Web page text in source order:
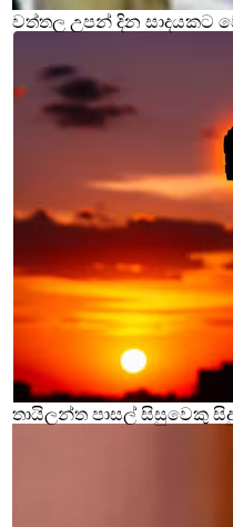
වත්තල උපන් දින සාදයකට
තායිලන්ත පාසල් සිසුවෙකු